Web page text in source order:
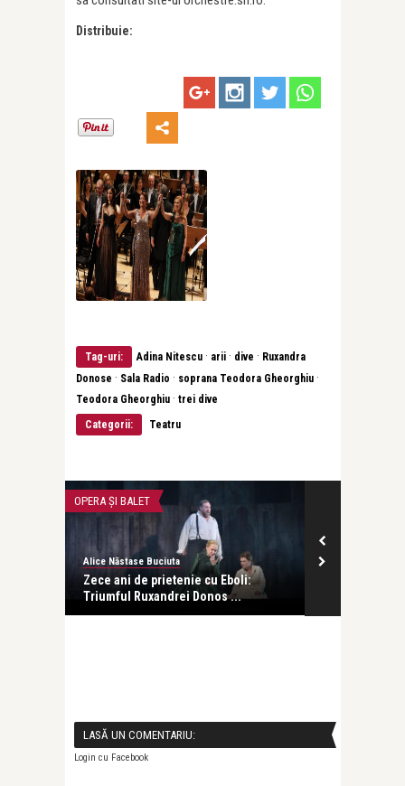
Distribuie:
Tag-uri: Adina Nitescu · arii · dive · Ruxandra
Donose · Sala Radio · soprana Teodora Gheorghiu ·
Teodora Gheorghiu · trei dive
Categorii:
Teatru
OPERA ȘI BALET
Alice Năstase Buciuta
Zece ani de prietenie cu Eboli:
Triumful Ruxandrei Donos ...
LASĂ UN COMENTARIU:
Login cu Facebook